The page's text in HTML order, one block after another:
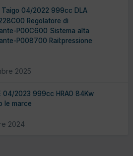
Taigo 04/2022 999cc DLA
Regolatore di
P00C600 Sistema alta
P008700 Rail:pressione
2025
04/2023 999cc HRAO 84Kw
le marce
2024